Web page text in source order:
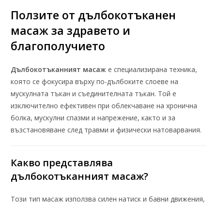
Ползите от дълбокотъканен
масажза здравето и
благополучието
Дълбокотъканният масаж е специализирана техника,
която се фокусира върху по-дълбоките слоеве на
мускулната тъкан и съединителната тъкан. Той е
изключително ефективен при облекчаване на хронична
болка, мускулни спазми и напрежение, както и за
възстановяване след травми и физически натоварвания.
Какво представлява
дълбокотъканният масаж?
Този тип масаж използва силен натиск и бавни движения,